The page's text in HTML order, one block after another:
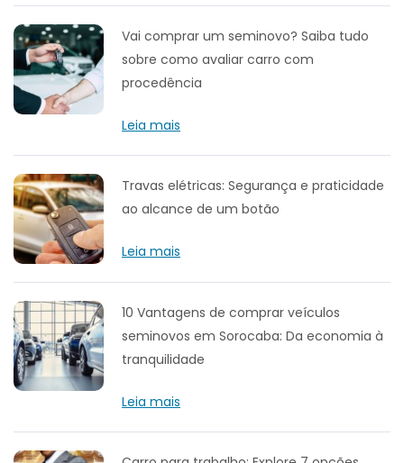
Vai comprar um seminovo? Saiba tudo
sobre como avaliar carro com
procedência
Leia mais
Travas elétricas: Segurança e praticidade
ao alcance de um botão
Leia mais
10 Vantagens de comprar veículos
seminovos em Sorocaba: Da economia à
tranquilidade
Leia mais